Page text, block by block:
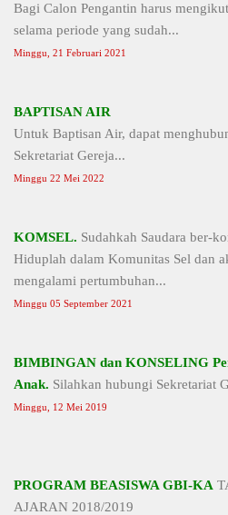
Bagi Calon Pengantin harus
selama periode yang sudah...
Minggu, 21 Februari 2021
BAPTISAN AIR
Untuk Baptisan Air, dapat
Sekretariat Gereja...
Minggu 22 Mei 2022
KOMSEL. Sudahkah Saudara ber-
Hiduplah dalam Komunitas Sel dan
mengalami pertumbuhan...
Minggu 05 September 2021
BIMBINGAN dan KONSELING
Anak. Silahkan hubungi Sekretariat
Minggu, 12 Mei 2019
PROGRAM BEASISWA GBI-KA
AJARAN 2018/2019